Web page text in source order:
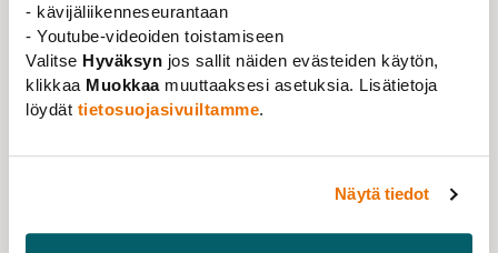
- kävijäliikenneseurantaan
- Youtube-videoiden toistamiseen
Valitse Hyväksyn jos sallit näiden evästeiden käytön,
klikkaa Muokkaamuuttaaksesi asetuksia. Lisätietoja
löydät tietosuojasivuiltamme.
Näytä tiedot
Tieteentekijöiden liiton hallituksen kesäkuun
kokous pidetään perjantaina 16.6.2023.
Aiheina muun muassa:
Kielipolitiikkatyöryhmän asettaminen